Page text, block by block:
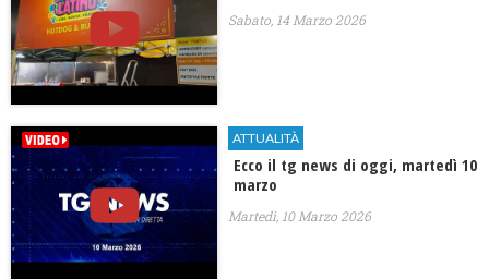
Sabato, 14 Marzo 2026
ATTUALITÀ
Ecco il tg news di oggi, martedì 10
marzo
Martedì, 10 Marzo 2026